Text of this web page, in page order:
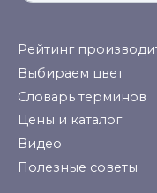
Рейтинг
Выбираем цвет
Словарь терминов
Цены и каталог
Видео
Полезные советы